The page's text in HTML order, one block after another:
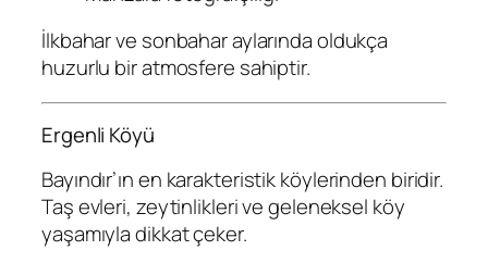
İlkbahar ve sonbahar aylarında oldukça
huzurlu bir atmosfere sahiptir.
Ergenli Köyü
Bayındır’ın en karakteristik köylerinden biridir.
Taş evleri, zeytinlikleri ve geleneksel köy
yaşamıyla dikkat çeker.